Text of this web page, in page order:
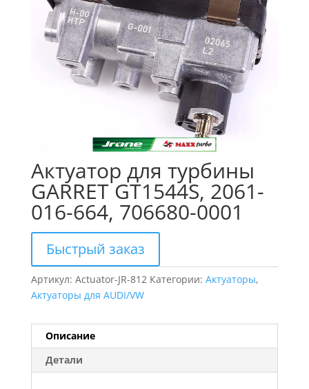
Актуатор для турбины
GARRET GT1544S, 2061-
016-664, 706680-0001
Быстрый заказ
Артикул: Actuator-JR-812 Категории: Актуаторы,
Актуаторы для AUDI/VW
Описание
Детали